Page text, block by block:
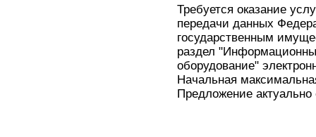
Требуется оказание
передачи данных
государственным
раздел
оборудование"
Начальная
Предложение